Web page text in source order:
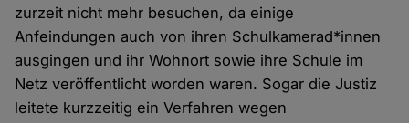
zurzeit nicht mehr besuchen, da einige
Anfeindungen auch von ihren Schulkamerad*innen
ausgingen und ihr Wohnort sowie ihre Schule im
Netz veröffentlicht worden waren. Sogar die Justiz
leitete kurzzeitig ein Verfahren wegen